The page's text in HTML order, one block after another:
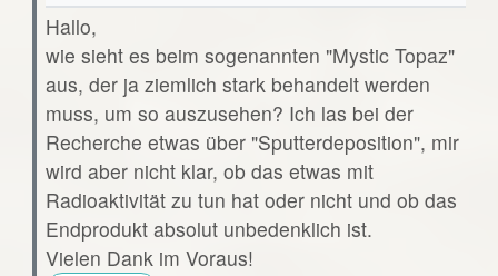
Hallo,
wie sieht es beim sogenannten "Mystic Topaz"
aus, der ja ziemlich stark behandelt werden
muss, um so auszusehen? Ich las bei der
Recherche etwas über "Sputterdeposition", mir
wird aber nicht klar, ob das etwas mit
Radioaktivität zu tun hat oder nicht und ob das
Endprodukt absolut unbedenklich ist.
Vielen Dank im Voraus!